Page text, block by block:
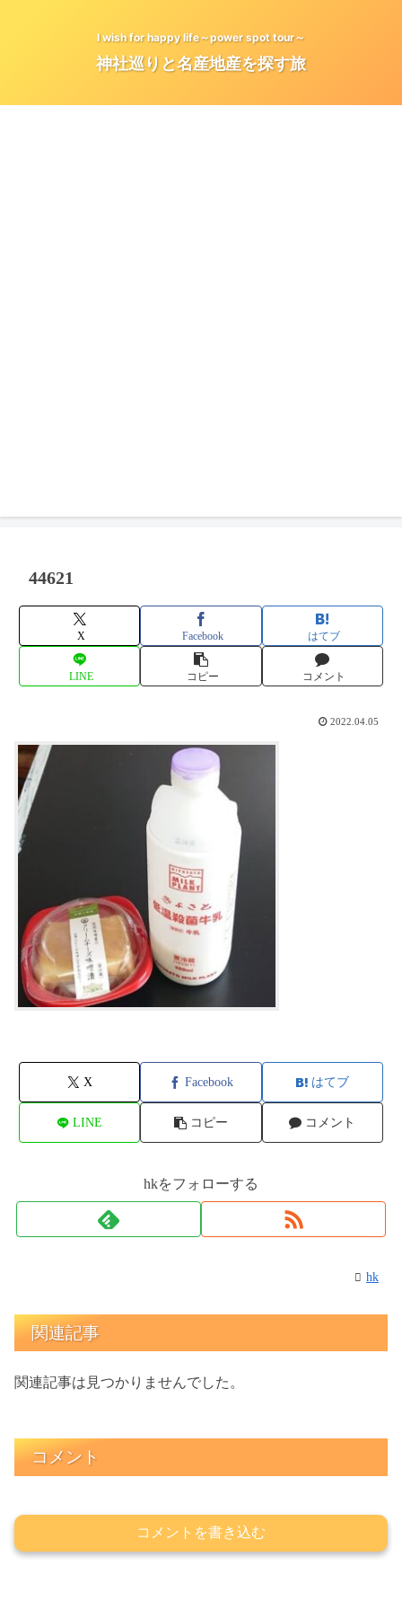
I wish for happy life～power spot tour～
神社巡りと名産地産を探す旅
44621
X Facebook はてブ
LINE コピー コメント
2022.04.05
X Facebook はてブ
LINE コピー コメント
hkをフォローする
hk
関連記事
関連記事は見つかりませんでした。
コメント
コメントを書き込む